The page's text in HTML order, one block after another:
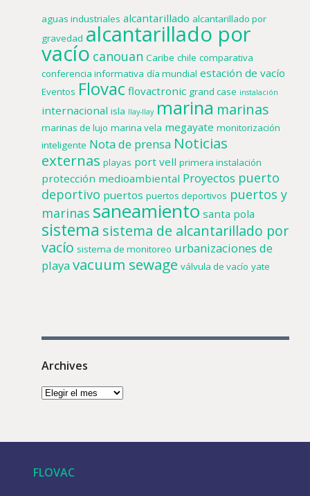
aguas industriales alcantarillado alcantarillado por
gravedad alcantarillado por
vacío canouan Caribe chile comparativa
conferencia informativa día mundial estación de vacío
Eventos Flovac flovactronic grand case instalación
internacional isla llay-llay marina marinas
marinas de lujo marina vela megayate monitorización
inteligente Nota de prensa Noticias
externas playas port vell primera instalación
protección medioambiental Proyectos puerto
deportivo puertos puertos deportivos puertos y
marinas saneamiento santa pola
sistema sistema de alcantarillado por
vacío sistema de monitoreo urbanizaciones de
playavacuum sewage válvula de vacío yate
Archives
FLOVAC